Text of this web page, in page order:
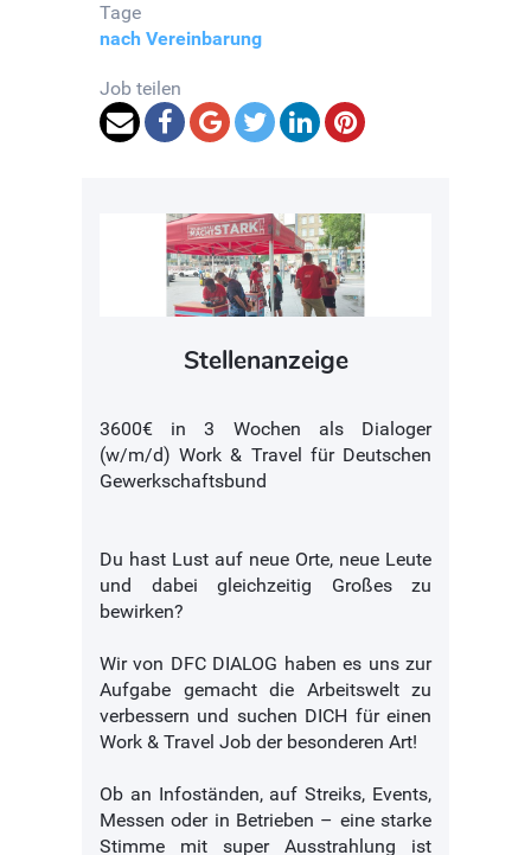
Tage
nach Vereinbarung
Job teilen
Stellenanzeige
3600€ in 3 Wochen als Dialoger
(w/m/d) Work & Travel für Deutschen
Gewerkschaftsbund
Du hast Lust auf neue Orte, neue Leute
und dabei gleichzeitig Großes zu
bewirken?
Wir von DFC DIALOG haben es uns zur
Aufgabe gemacht die Arbeitswelt zu
verbessern und suchen DICH für einen
Work & Travel Job der besonderen Art!
Ob an Infoständen, auf Streiks, Events,
Messen oder in Betrieben – eine starke
Stimme mit super Ausstrahlung ist